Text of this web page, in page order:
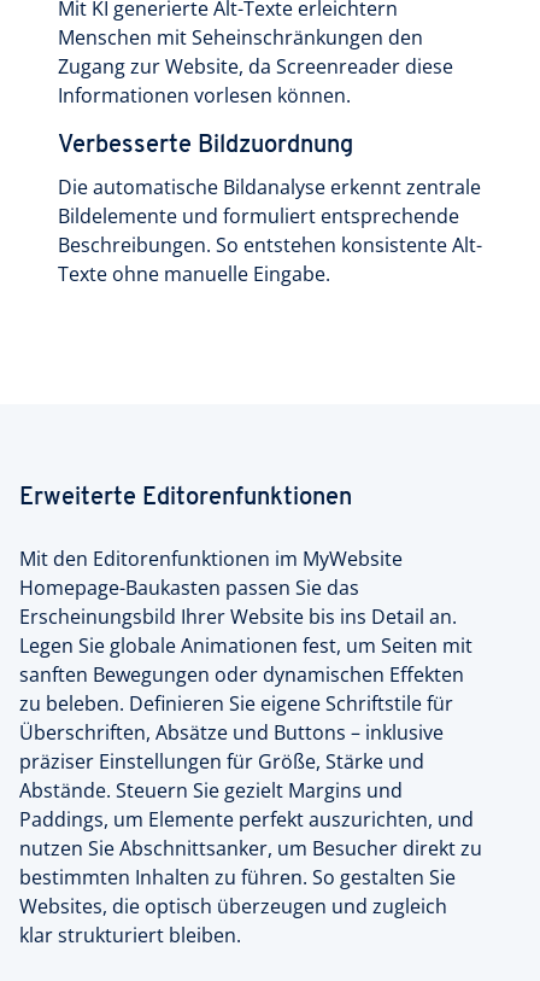
Mit KI generierte Alt-Texte erleichtern
Menschen mit Seheinschränkungen den
Zugang zur Website, da Screenreader diese
Informationen vorlesen können.
Verbesserte Bildzuordnung
Die automatische Bildanalyse erkennt zentrale
Bildelemente und formuliert entsprechende
Beschreibungen. So entstehen konsistente Alt-
Texte ohne manuelle Eingabe.
Erweiterte Editorenfunktionen
Mit den Editorenfunktionen im MyWebsite
Homepage-Baukasten passen Sie das
Erscheinungsbild Ihrer Website bis ins Detail an.
Legen Sie globale Animationen fest, um Seiten mit
sanften Bewegungen oder dynamischen Effekten
zu beleben. Definieren Sie eigene Schriftstile für
Überschriften, Absätze und Buttons – inklusive
präziser Einstellungen für Größe, Stärke und
Abstände. Steuern Sie gezielt Margins und
Paddings, um Elemente perfekt auszurichten, und
nutzen Sie Abschnittsanker, um Besucher direkt zu
bestimmten Inhalten zu führen. So gestalten Sie
Websites, die optisch überzeugen und zugleich
klar strukturiert bleiben.